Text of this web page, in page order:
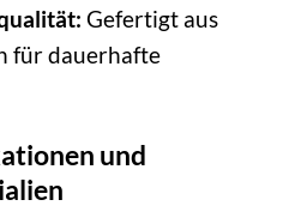
Gefertigt aus
für dauerhafte
und